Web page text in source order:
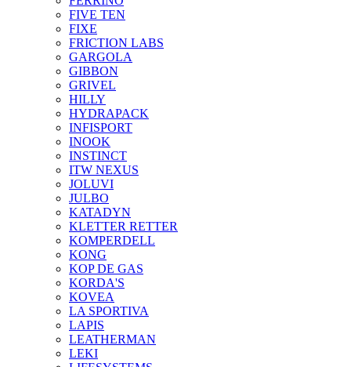
FIVE TEN
FIXE
FRICTION LABS
GARGOLA
GIBBON
GRIVEL
HILLY
HYDRAPACK
INFISPORT
INOOK
INSTINCT
ITW NEXUS
JOLUVI
JULBO
KATADYN
KLETTER RETTER
KOMPERDELL
KONG
KOP DE GAS
KORDA'S
KOVEA
LA SPORTIVA
LAPIS
LEATHERMAN
LEKI